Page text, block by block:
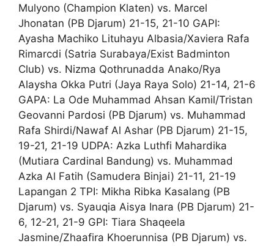
Mulyono (Champion Klaten) vs. Marcel
Jhonatan (PB Djarum) 21-15, 21-10 GAPI:
Ayasha Machiko Lituhayu Albasia/Xaviera Rafa
Rimarcdi (Satria Surabaya/Exist Badminton
Club) vs. Nizma Qothrunadda Anako/Rya
Alaysha Okka Putri (Jaya Raya Solo) 21-14, 21-6
GAPA: La Ode Muhammad Ahsan Kamil/Tristan
Geovanni Pardosi (PB Djarum) vs. Muhammad
Rafa Shirdi/Nawaf Al Ashar (PB Djarum) 21-15,
19-21, 21-19 UDPA: Azka Luthfi Mahardika
(Mutiara Cardinal Bandung) vs. Muhammad
Azka Al Fatih (Samudera Binjai) 21-11, 21-19
Lapangan 2 TPI: Mikha Ribka Kasalang (PB
Djarum) vs. Syauqia Aisya Inara (PB Djarum) 21-
6, 12-21, 21-9 GPI: Tiara Shaqeela
Jasmine/Zhaafira Khoerunnisa (PB Djarum) vs.